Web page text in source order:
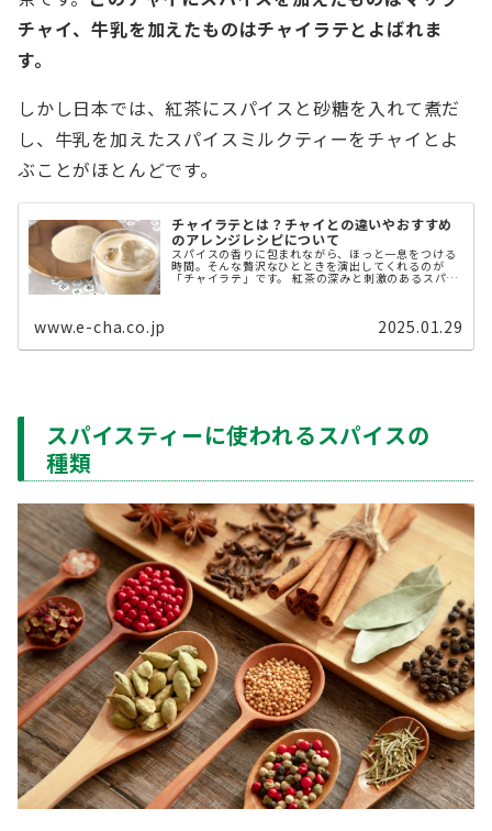
チャイ、牛乳を加えたものはチャイラテとよばれま
す。
しかし日本では、紅茶にスパイスと砂糖を入れて煮だ
し、牛乳を加えたスパイスミルクティーをチャイとよ
ぶことがほとんどです。
チャイラテとは？チャイとの違いやおすすめ
のアレンジレシピについて
スパイスの香りに包まれながら、ほっと一息をつける
時間。そんな贅沢なひとときを演出してくれるのが
「チャイラテ」です。 紅茶の深みと刺激のあるスパイ
www.e-cha.co.jp 2025.01.29
スパイスティーに使われるスパイスの
種類